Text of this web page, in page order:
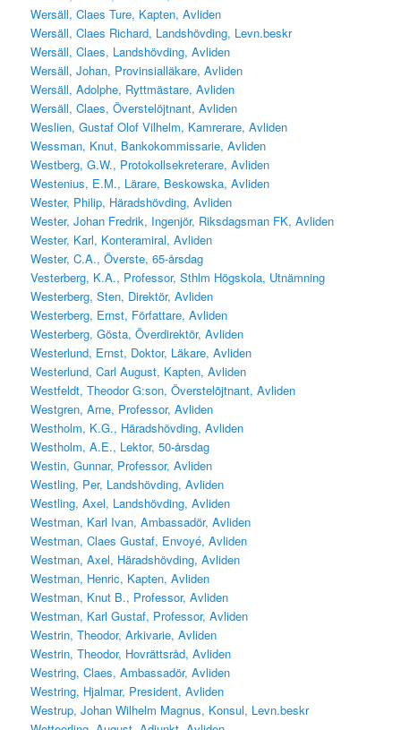
Wersäll, Claes Ture, Kapten, Avliden
Wersäll, Claes Richard, Landshövding, Levn.beskr
Wersäll, Claes, Landshövding, Avliden
Wersäll, Johan, Provinsialläkare, Avliden
Wersäll, Adolphe, Ryttmästare, Avliden
Wersäll, Claes, Överstelöjtnant, Avliden
Weslien, Gustaf Olof Vilhelm, Kamrerare, Avliden
Wessman, Knut, Bankokommissarie, Avliden
Westberg, G.W., Protokollsekreterare, Avliden
Westenius, E.M., Lärare, Beskowska, Avliden
Wester, Philip, Häradshövding, Avliden
Wester, Johan Fredrik, Ingenjör, Riksdagsman FK, Avliden
Wester, Karl, Konteramiral, Avliden
Wester, C.A., Överste, 65-årsdag
Vesterberg, K.A., Professor, Sthlm Högskola, Utnämning
Westerberg, Sten, Direktör, Avliden
Westerberg, Ernst, Författare, Avliden
Westerberg, Gösta, Överdirektör, Avliden
Westerlund, Ernst, Doktor, Läkare, Avliden
Westerlund, Carl August, Kapten, Avliden
Westfeldt, Theodor G:son, Överstelöjtnant, Avliden
Westgren, Arne, Professor, Avliden
Westholm, K.G., Häradshövding, Avliden
Westholm, A.E., Lektor, 50-årsdag
Westin, Gunnar, Professor, Avliden
Westling, Per, Landshövding, Avliden
Westling, Axel, Landshövding, Avliden
Westman, Karl Ivan, Ambassadör, Avliden
Westman, Claes Gustaf, Envoyé, Avliden
Westman, Axel, Häradshövding, Avliden
Westman, Henric, Kapten, Avliden
Westman, Knut B., Professor, Avliden
Westman, Karl Gustaf, Professor, Avliden
Westrin, Theodor, Arkivarie, Avliden
Westrin, Theodor, Hovrättsråd, Avliden
Westring, Claes, Ambassadör, Avliden
Westring, Hjalmar, President, Avliden
Westrup, Johan Wilhelm Magnus, Konsul, Levn.beskr